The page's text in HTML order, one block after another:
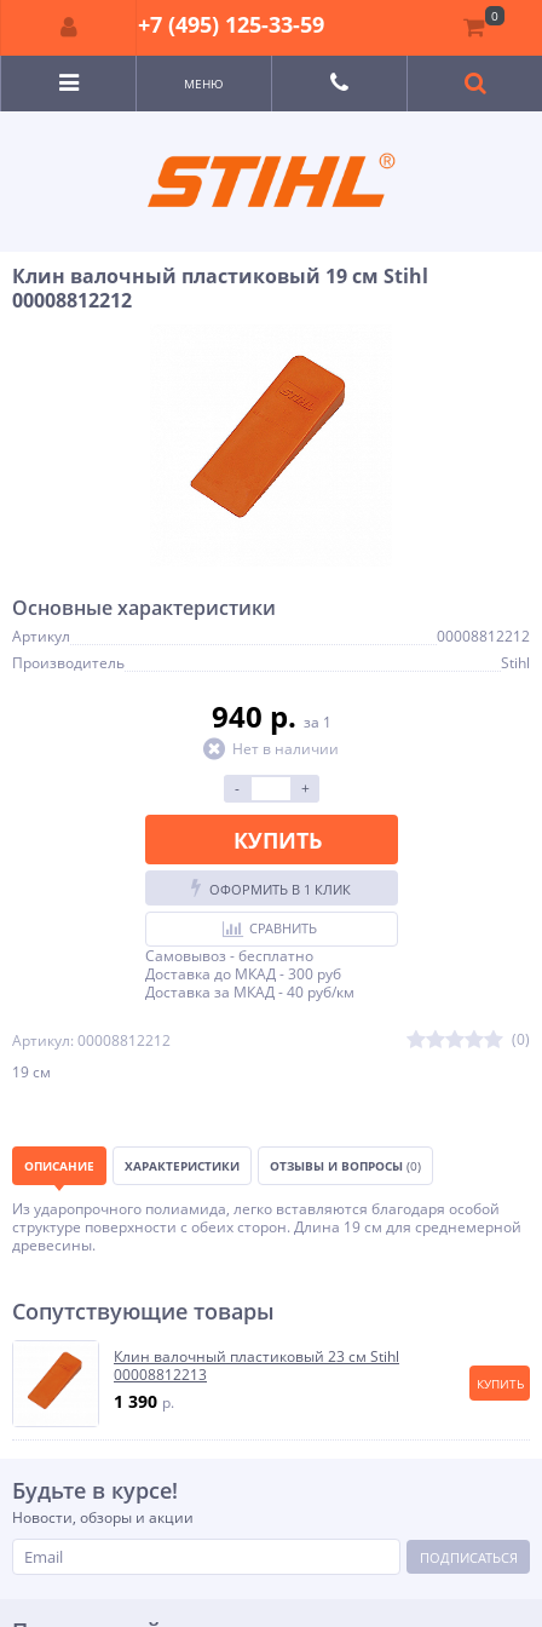
МЕНЮ
Клин валочный пластиковый 19 см Stihl
00008812212
Артикул: 00008812212 (0)
Основные характеристики
Артикул
00008812212
Производитель
Stihl
19 см
940 p. за 1
Нет в наличии
-
+
КУПИТЬ
ОФОРМИТЬ В 1 КЛИК
СРАВНИТЬ
Самовывоз - бесплатно
Доставка до МКАД - 300 руб
Доставка за МКАД - 40 руб/км
ОПИСАНИЕ ХАРАКТЕРИСТИКИ ОТЗЫВЫ И ВОПРОСЫ (0)
Из ударопрочного полиамида, легко вставляются благодаря особой
структуре поверхности с обеих сторон. Длина 19 см для среднемерной
древесины.
Сопутствующие товары
Клин валочный пластиковый 23 см Stihl
00008812213
1 390 p.
КУПИТЬ
Будьте в курсе!
Новости, обзоры и акции
ПОДПИСАТЬСЯ
+7 (495) 125-33-59 0